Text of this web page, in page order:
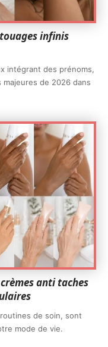
infinis
intégrant des prénoms,
de 2026 dans
anti taches
de soin, sont
mode de vie.